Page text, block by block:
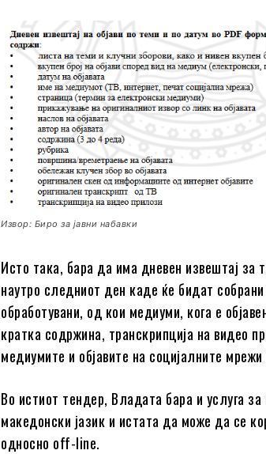
Извор: Биро за јавни набавки
Исто така, бара да има дневен извештај за
наутро следниот ден каде ќе бидат
обработувани, од кои медиуми, кога е
кратка содржина, транскрипција на видео
медиумите и објавите на социјалните
Во истиот тендер, Владата бара и услуга за
македонски јазик и истата да може да се
односно off-line.